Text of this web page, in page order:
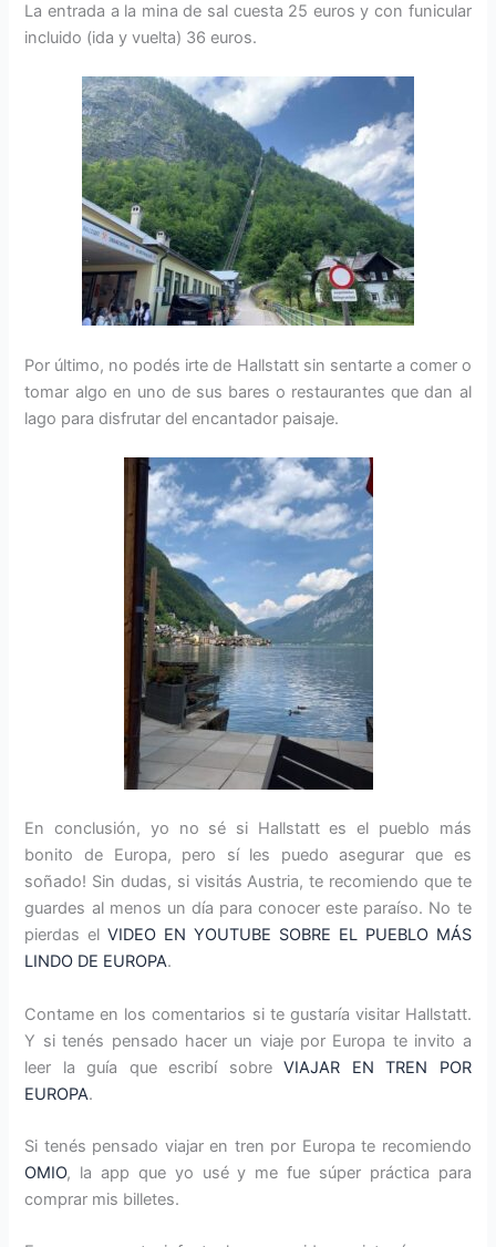
La entrada a la mina de sal cuesta 25 euros y con funicular
incluido (ida y vuelta) 36 euros.
Por último, no podés irte de Hallstatt sin sentarte a comer o
tomar algo en uno de sus bares o restaurantes que dan al
lago para disfrutar del encantador paisaje.
En conclusión, yo no sé si Hallstatt es el pueblo más
bonito de Europa, pero sí les puedo asegurar que es
soñado! Sin dudas, si visitás Austria, te recomiendo que te
guardes al menos un día para conocer este paraíso. No te
pierdas elVIDEO EN YOUTUBE SOBRE EL PUEBLO MÁS
LINDO DE EUROPA.
Contame en los comentarios si te gustaría visitar Hallstatt.
Y si tenés pensado hacer un viaje por Europa te invito a
leer la guía que escribí sobreVIAJAR EN TREN POR
EUROPA.
Si tenés pensado viajar en tren por Europa te recomiendo
OMIO, la app que yo usé y me fue súper práctica para
comprar mis billetes.